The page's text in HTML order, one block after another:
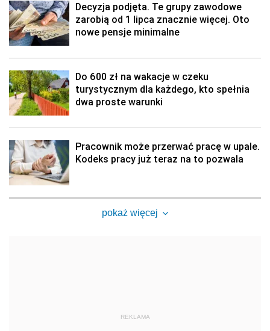
Decyzja podjęta. Te grupy zawodowe
zarobią od 1 lipca znacznie więcej. Oto
nowe pensje minimalne
Do 600 zł na wakacje w czeku
turystycznym dla każdego, kto spełnia
dwa proste warunki
Pracownik może przerwać pracę w upale.
Kodeks pracy już teraz na to pozwala
pokaż więcej
REKLAMA